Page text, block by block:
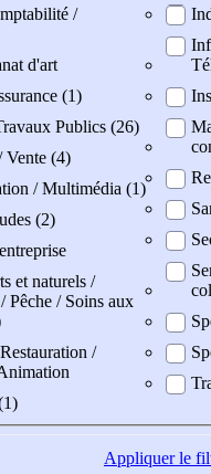
/
d'art
(1)
Publics (26)
Vente (4)
/ Multimédia (1)
(2)
et naturels /
Pêche / Soins aux
/
Appliquerle